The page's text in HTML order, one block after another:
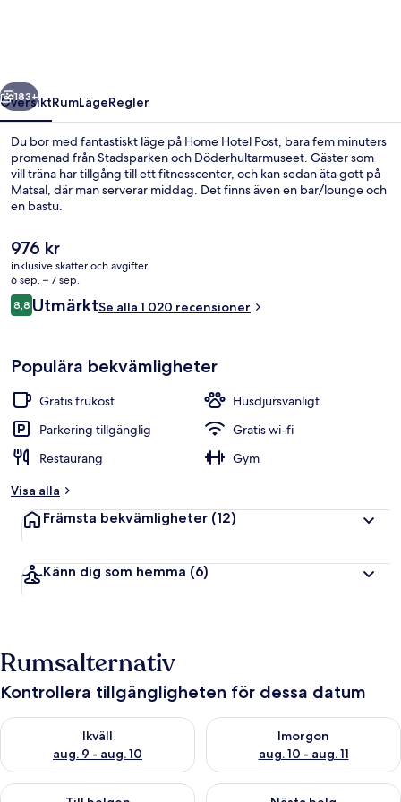
Nästa
183+
ÖversiktRumLägeRegler
Du bor med fantastiskt läge på Home Hotel Post, bara fem minuters
promenad från Stadsparken och Döderhultarmuseet. Gäster som
vill träna har tillgång till ett fitnesscenter, och kan sedan äta gott på
Matsal, där man serverar middag. Det finns även en bar/lounge och
en bastu.
Det
nuvarande
priset
är
976 kr
976 kr
inklusive skatter och avgifter
6 sep. – 7 sep.
Recensioner
8,88,8 av 10,
UtmärktSe alla 1 020 recensioner
Populära bekvämligheter
Gratis frukost
Husdjursvänligt
Parkering tillgänglig
Gratis wi-fi
Restaurang
Gym
Visa alla
Främsta bekvämligheter (12)
Känn dig som hemma (6)
Rumsalternativ
Kontrollera tillgängligheten för dessa datum
Ikväll
aug. 9 - aug. 10
Kontrollera tillgängligheten för ikväll aug. 9 - aug. 10
Imorgon
aug. 10 - aug. 11
Kontrollera tillgängligheten
Kontrollera tillgängligheten för den här helgen aug. 14 - aug.
Kontrollera tillgängligheten